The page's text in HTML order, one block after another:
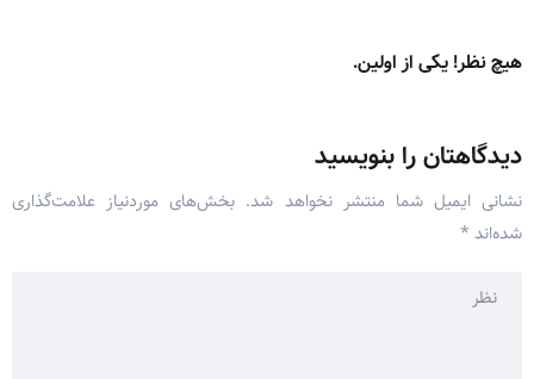
هیچ نظر! یکی از اولین.
دیدگاهتان را بنویسید
نشانی ایمیل شما منتشر نخواهد شد. بخش‌های موردنیاز علامت‌گذاری
شده‌اند *